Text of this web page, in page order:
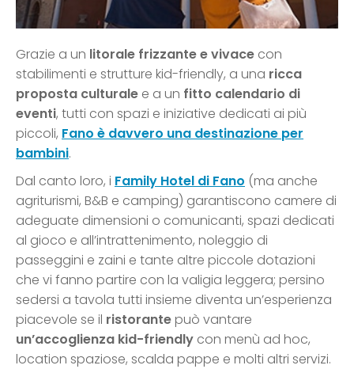
Grazie a un litorale frizzante e vivace con
stabilimenti e strutture kid-friendly, a una ricca
proposta culturale e a un fitto calendario di
eventi, tutti con spazi e iniziative dedicati ai più
piccoli, Fano è davvero una destinazione per
bambini.
Dal canto loro, i Family Hotel di Fano (ma anche
agriturismi, B&B e camping) garantiscono camere di
adeguate dimensioni o comunicanti, spazi dedicati
al gioco e all’intrattenimento, noleggio di
passeggini e zaini e tante altre piccole dotazioni
che vi fanno partire con la valigia leggera; persino
sedersi a tavola tutti insieme diventa un’esperienza
piacevole se il ristorantepuò vantare
un’accoglienza kid-friendly con menù ad hoc,
location spaziose, scalda pappe e molti altri servizi.